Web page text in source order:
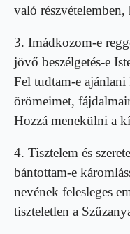
való
3. Imádkozom-e
jövő beszélgetés-e
Fel tudtam-e
örömeimet,
Hozzá menekülni a
4. Tisztelem és
bántottam-e
nevének felesleges
tiszteletlen a